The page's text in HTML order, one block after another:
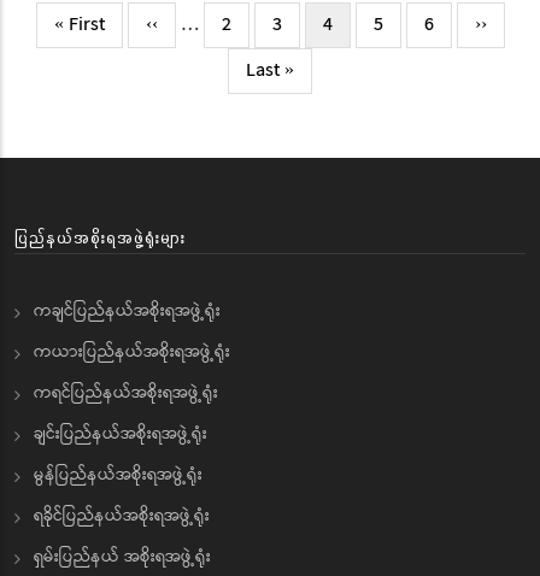
Pagination
First
page
« First
Previous
page
‹‹ … Page
2 Page
3
လက်ရှိ
စာမျက်နှာ
4 Page
5 Page
6
Next
page
››
Last
page
Last »
ပြည်နယ်အစိုးရအဖွဲ့ရုံးများ
ကချင်ပြည်နယ်အစိုးရအဖွဲ့ရုံး
ကယားပြည်နယ်အစိုးရအဖွဲ့ရုံး
ကရင်ပြည်နယ်အစိုးရအဖွဲ့ရုံး
ချင်းပြည်နယ်အစိုးရအဖွဲ့ရုံး
မွန်ပြည်နယ်အစိုးရအဖွဲ့ရုံး
ရခိုင်ပြည်နယ်အစိုးရအဖွဲ့ရုံး
ရှမ်းပြည်နယ် အစိုးရအဖွဲ့ရုံး